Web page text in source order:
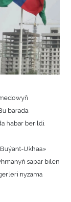
barada
habar berildi.
Ukhaa»
sapar bilen
nyzama